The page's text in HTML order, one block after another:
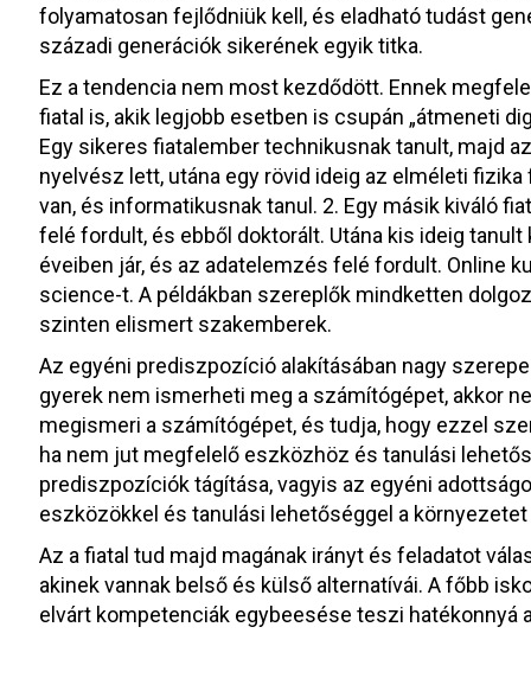
folyamatosan fejlődniük kell, és eladható tudást
századi generációk sikerének egyik titka.
Ez a tendencia nem most kezdődött. Ennek
fiatal is, akik legjobb esetben is csupán „átmeneti
Egy sikeres fiatalember technikusnak tanult, majd
nyelvész lett, utána egy rövid ideig az elméleti
van, és informatikusnak tanul. 2. Egy másik kiváló
felé fordult, és ebből doktorált. Utána kis ideig
éveiben jár, és az adatelemzés felé fordult. Online
science-t. A példákban szereplők mindketten
szinten elismert szakemberek.
Az egyéni prediszpozíció alakításában nagy
gyerek nem ismerheti meg a számítógépet, akkor
megismeri a számítógépet, és tudja, hogy ezzel
ha nem jut megfelelő eszközhöz és tanulási
prediszpozíciók tágítása, vagyis az egyéni
eszközökkel és tanulási lehetőséggel a
Az a fiatal tud majd magának irányt és feladatot
akinek vannak belső és külső alternatívái. A főbb
elvárt kompetenciák egybeesése teszi hatékonnyá